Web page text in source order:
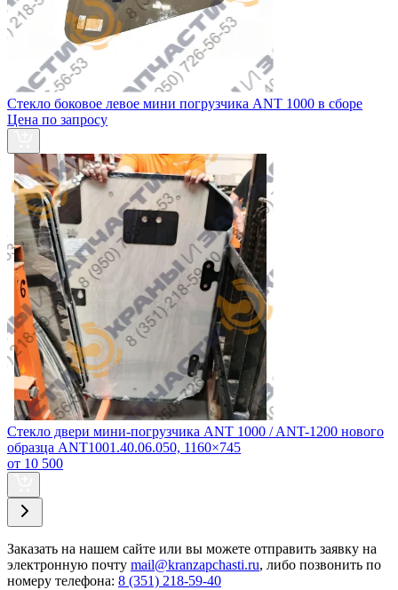
Стекло боковое левое мини погрузчика ANT 1000 в сборе
Цена по запросу
Стекло двери мини-погрузчика ANT 1000 / ANT-1200 нового
образца ANT1001.40.06.050, 1160×745
от 10 500
Заказать на нашем сайте или вы можете отправить заявку на
электронную почту mail@kranzapchasti.ru, либо позвонить по
номеру телефона: 8 (351) 218-59-40